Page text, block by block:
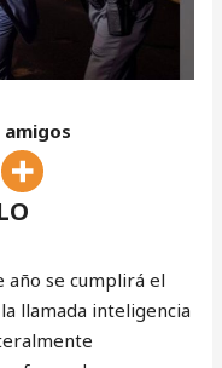
se cumplirá el
llamada inteligencia